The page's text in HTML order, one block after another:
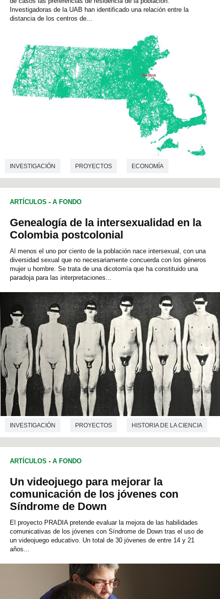
Investigadoras de la UAB han identificado una relación entre la
distancia de los centros de...
INVESTIGACIÓN PROYECTOS ECONOMÍA
ARTÍCULOS - A FONDO
Genealogía de la intersexualidad en la
Colombia postcolonial
Al menos el uno por ciento de la población nace intersexual, con una
diversidad sexual que no necesariamente concuerda con los géneros
mujer u hombre. Se trata de una dicotomía que ha constituido una
paradoja para las interpretaciones...
INVESTIGACIÓN PROYECTOS HISTORIA DE LA CIENCIA
ARTÍCULOS - A FONDO
Un videojuego para mejorar la
comunicación de los jóvenes con
Síndrome de Down
El proyecto PRADIA pretende evaluar la mejora de las habilidades
comunicativas de los jóvenes con Síndrome de Down tras el uso de
un videojuego educativo. Un total de 30 jóvenes de entre 14 y 21
años...